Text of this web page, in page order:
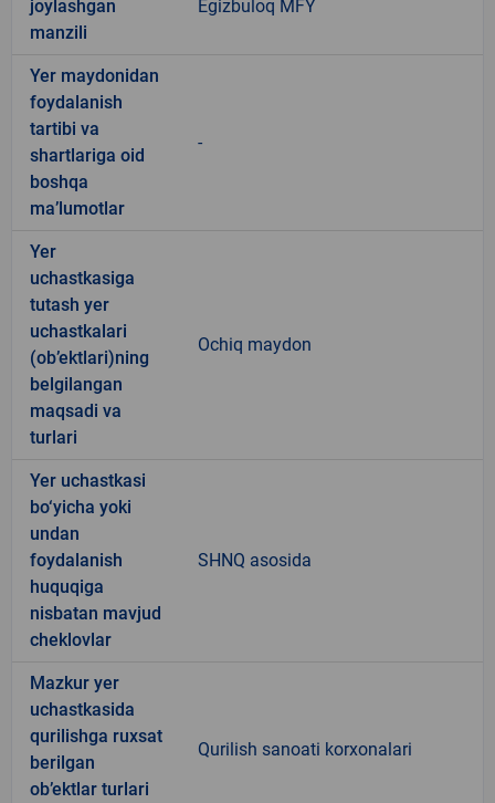
joylashgan
manzili
Egizbuloq MFY
Yer maydonidan
foydalanish
tartibi va
shartlariga oid
boshqa
ma’lumotlar
-
Yer
uchastkasiga
tutash yer
uchastkalari
(ob’ektlari)ning
belgilangan
maqsadi va
turlari
Ochiq maydon
Yer uchastkasi
bo‘yicha yoki
undan
foydalanish
huquqiga
nisbatan mavjud
cheklovlar
SHNQ asosida
Mazkur yer
uchastkasida
qurilishga ruxsat
berilgan
ob’ektlar turlari
Qurilish sanoati korxonalari